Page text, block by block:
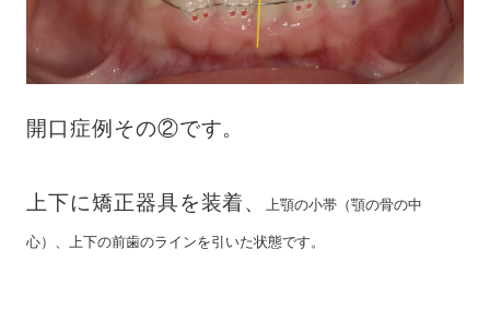
開口症例その②です。
上下に矯正器具を装着、 上顎の小帯（顎の骨の中
心）、上下の前歯のラインを引いた状態です。